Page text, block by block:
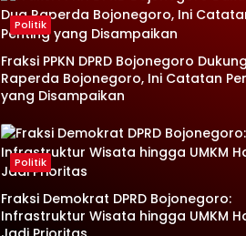
Politik
Fraksi PPKN DPRD Bojonegoro
Raperda Bojonegoro, Ini Catatan
yang Disampaikan
Politik
Fraksi Demokrat DPRD Bojonegoro:
Infrastruktur Wisata hingga UMKM